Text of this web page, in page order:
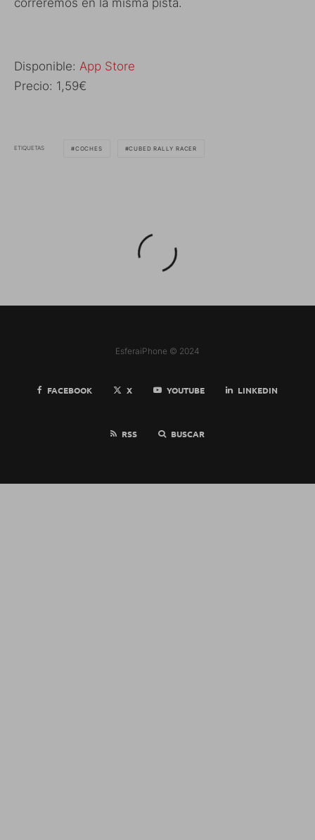
Disponible: App Store
Precio: 1,59€
ETIQUETAS COCHES CUBED RALLY RACER
EsferaiPhone © 2024
FACEBOOK X YOUTUBE LINKEDIN
RSS BUSCAR